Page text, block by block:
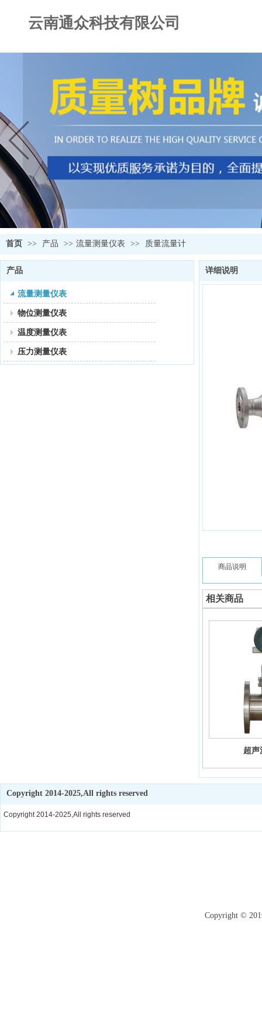
云南通众科技有限公司
首页 >> 产品 >> 流量测量仪表 >> 质量流量计
产品
流量测量仪表
物位测量仪表
温度测量仪表
压力测量仪表
详细说明
商品说明
相关商品
超声
Copyright 2014-2025,All rights reserved
Copyright 2014-2025,All rights reserved
Copyright ©